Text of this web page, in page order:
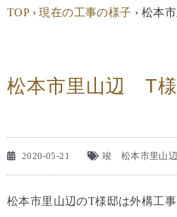
TOP › 現在の工事の様子 › 松本
松本市里山辺 T
2020-05-21 竣 松本市里山
松本市里山辺のT様邸は外構工事